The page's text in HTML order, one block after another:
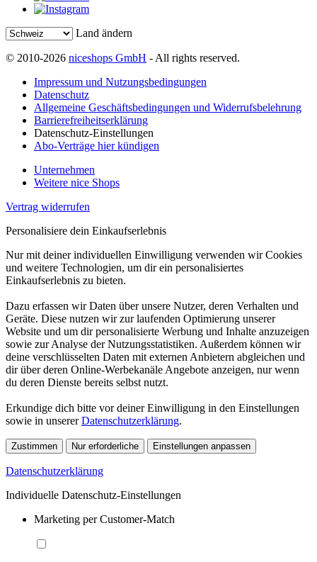
Land ändern
© 2010-2026 niceshops GmbH - All rights reserved.
Impressum und Nutzungsbedingungen
Datenschutz
Allgemeine Geschäftsbedingungen und Widerrufsbelehrung
Barrierefreiheitserklärung
Datenschutz-Einstellungen
Abo-Verträge hier kündigen
Unternehmen
Weitere nice Shops
Vertrag widerrufen
Personalisiere dein Einkaufserlebnis
Nur mit deiner individuellen Einwilligung verwenden wir Cookies
und weitere Technologien, um dir ein personalisiertes
Einkaufserlebnis zu bieten.
Dazu erfassen wir Daten über unsere Nutzer, deren Verhalten und
Geräte. Diese nutzen wir zur laufenden Optimierung unserer
Website und um dir personalisierte Werbung und Inhalte anzuzeigen
sowie zur Analyse der Nutzungsstatistiken. Außerdem können wir
deine verschlüsselten Daten mit externen Anbietern abgleichen und
dir über deren Online-Werbekanäle Angebote anzeigen, nur wenn
du deren Dienste bereits selbst nutzt.
Erkundige dich bitte vor deiner Einwilligung in den Einstellungen
sowie in unsererDatenschutzerklärung.
Zustimmen Nur erforderliche Einstellungen anpassen
Datenschutzerklärung
Individuelle Datenschutz-Einstellungen
Marketing per Customer-Match